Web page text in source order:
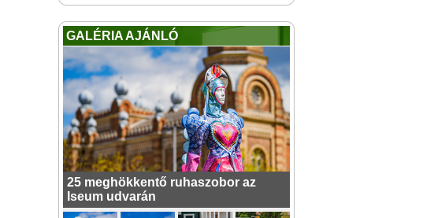
GALÉRIA AJÁNLÓ
25 meghökkentő ruhaszobor az
Iseum udvarán